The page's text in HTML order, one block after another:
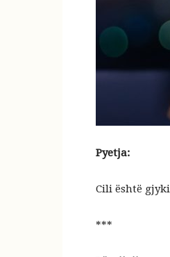
Pyetja:
Cili është
***